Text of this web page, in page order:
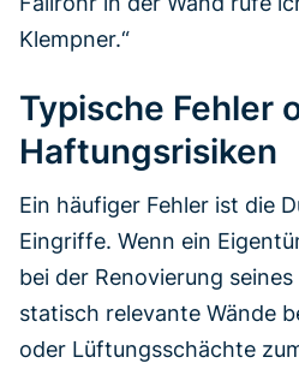
Klempner.“
Typische Fehler
Haftungsrisiken
Ein häufiger Fehler ist die
Eingriffe. Wenn ein
bei der Renovierung
statisch relevante Wände
oder Lüftungsschächte